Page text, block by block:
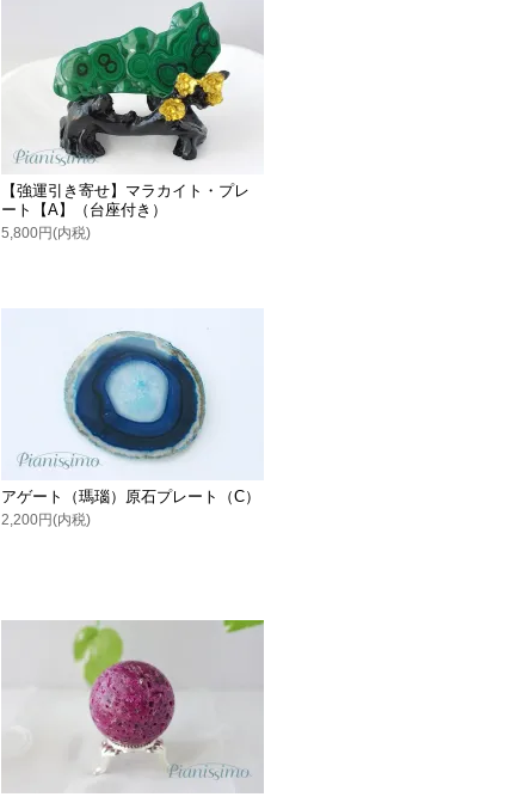
【強運引き寄せ】マラカイト・プレ
ート【A】（台座付き）
5,800円(内税)
アゲート（瑪瑙）原石プレート（C）
2,200円(内税)